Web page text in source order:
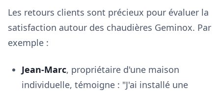
Les retours clients sont précieux pour évaluer la
satisfaction autour des chaudières Geminox. Par
exemple :
Jean-Marc, propriétaire d'une maison
individuelle, témoigne : "J'ai installé une